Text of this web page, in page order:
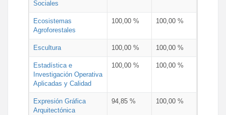
Sociales
Ecosistemas
Agroforestales
100,00 % 100,00 %
Escultura 100,00 % 100,00 %
Estadística e
Investigación Operativa
Aplicadas y Calidad
100,00 % 100,00 %
Expresión Gráfica
Arquitectónica
94,85 % 100,00 %